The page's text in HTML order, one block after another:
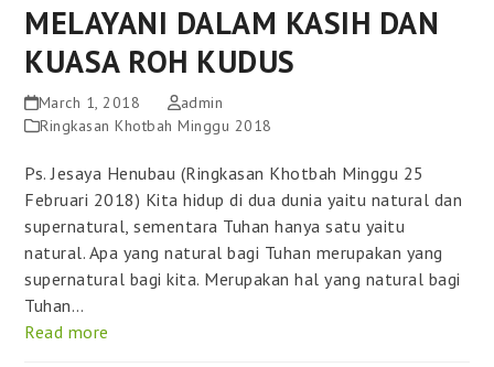
MELAYANI DALAM KASIH DAN
KUASA ROH KUDUS
March 1, 2018
admin
Ringkasan Khotbah Minggu 2018
Ps. Jesaya Henubau (Ringkasan Khotbah Minggu 25
Februari 2018) Kita hidup di dua dunia yaitu natural dan
supernatural, sementara Tuhan hanya satu yaitu
natural. Apa yang natural bagi Tuhan merupakan yang
supernatural bagi kita. Merupakan hal yang natural bagi
Tuhan…
Read more